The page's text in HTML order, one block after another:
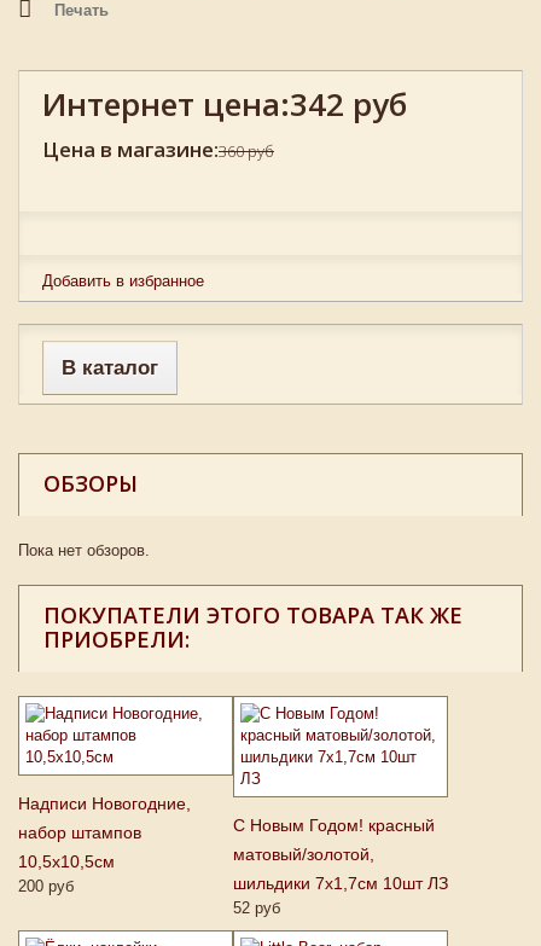
Печать
Интернет цена:342 руб
Цена в магазине:360 руб
Добавить в избранное
В каталог
ОБЗОРЫ
Пока нет обзоров.
ПОКУПАТЕЛИ ЭТОГО ТОВАРА ТАК ЖЕ
ПРИОБРЕЛИ:
Надписи Новогодние,
набор штампов
10,5х10,5см
200 руб
С Новым Годом! красный
матовый/золотой,
шильдики 7х1,7см 10шт ЛЗ
52 руб